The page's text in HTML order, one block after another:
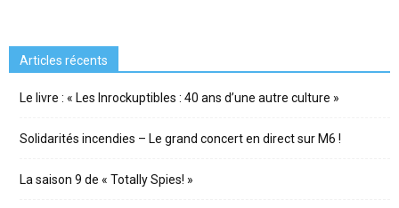
Articles récents
Le livre : « Les Inrockuptibles : 40 ans d’une autre culture »
Solidarités incendies – Le grand concert en direct sur M6 !
La saison 9 de « Totally Spies! »